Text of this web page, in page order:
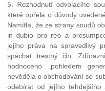
5. Rozhodnutí odvolacího
které opřela o důvody
Namítla, že ze strany soudů
in dubio pro reo a
jejího práva na spravedlivý
spáchat trestný čin.
hodnoceno „pohledem
nevěděla o obchodování se
odebírat od jejího tehdejšího